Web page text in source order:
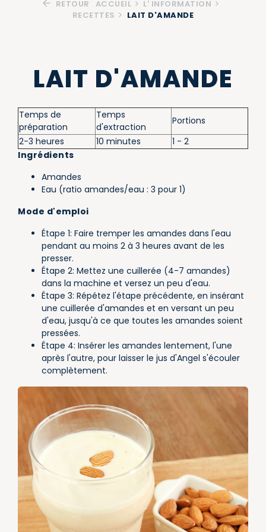
RETOUR ACCUEIL
L' INFORMATION
RECETTES
LAIT D'AMANDE
LAIT D'AMANDE
Temps de
préparation
Temps
d'extraction
Portions
2-3 heures
10 minutes
1 - 2
Ingrédients
Amandes
Eau (ratio amandes/eau : 3 pour 1)
Mode d'emploi
Étape 1: Faire tremper les amandes dans l'eau
pendant au moins 2 à 3 heures avant de les
presser.
Étape 2: Mettez une cuillerée (4-7 amandes)
dans la machine et versez un peu d'eau.
Étape 3: Répétez l'étape précédente, en insérant
une cuillerée d'amandes et en versant un peu
d'eau, jusqu'à ce que toutes les amandes soient
pressées.
Étape 4: Insérer les amandes lentement, l'une
après l'autre, pour laisser le jus d'Angel s'écouler
complètement.